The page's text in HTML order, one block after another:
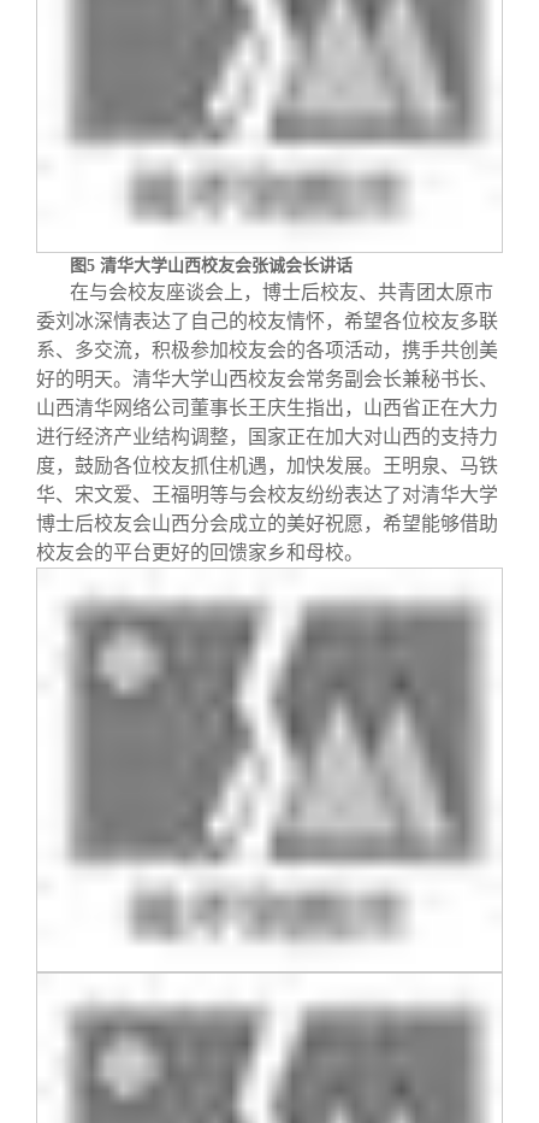
图5 清华大学山西校友会张诚会长讲话
在与会校友座谈会上，博士后校友、共青团太原市
委刘冰深情表达了自己的校友情怀，希望各位校友多联
系、多交流，积极参加校友会的各项活动，携手共创美
好的明天。清华大学山西校友会常务副会长兼秘书长、
山西清华网络公司董事长王庆生指出，山西省正在大力
进行经济产业结构调整，国家正在加大对山西的支持力
度，鼓励各位校友抓住机遇，加快发展。王明泉、马铁
华、宋文爱、王福明等与会校友纷纷表达了对清华大学
博士后校友会山西分会成立的美好祝愿，希望能够借助
校友会的平台更好的回馈家乡和母校。